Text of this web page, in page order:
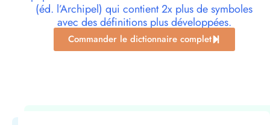
(éd. l’Archipel) qui contient 2x plus de symboles
avec des définitions plus développées.
Commander le dictionnaire complet